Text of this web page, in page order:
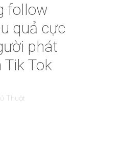
follow
quả cực
phát
Tik Tok
Thuật